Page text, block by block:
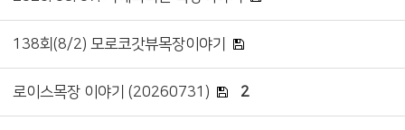
138회(8/2) 모로코갓뷰목장이야기
로이스목장 이야기 (20260731) 2